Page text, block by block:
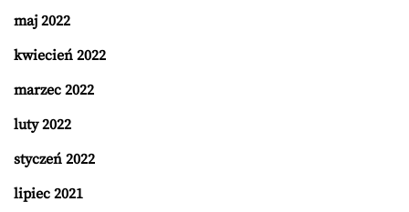
maj 2022
kwiecień 2022
marzec 2022
luty 2022
styczeń 2022
lipiec 2021